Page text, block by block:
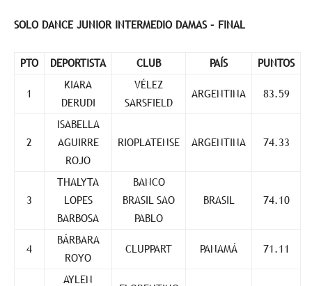
SOLO DANCE JUNIOR INTERMEDIO DAMAS – FINAL
PTO DEPORTISTA CLUB PAÍS PUNTOS
1
KIARA
DERUDI
VÉLEZ
SARSFIELD
ARGENTINA 83.59
2
ISABELLA
AGUIRRE
ROJO
RIOPLATENSE ARGENTINA 74.33
3
THALYTA
LOPES
BARBOSA
BANCO
BRASIL SAO
PABLO
BRASIL 74.10
4
BÁRBARA
ROYO
CLUPPART PANAMÁ 71.11
AYLEN